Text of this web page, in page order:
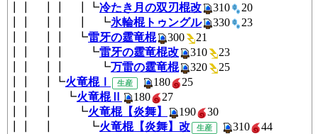
┃┃ ┃┃ ┃┗冷たき月の双刃棍改 310
┃┃ ┃┃ ┃ ┗氷輪棍トゥングル 330
23
┃┃ ┃┃ ┗雷牙の霆竜棍 300
21
┃┃ ┃┃ ┗雷牙の霆竜棍改 310
23
┃┃ ┃┃ ┗万雷の霆竜棍 320
25
┃┃ ┃┗火竜棍Ⅰ 生産 180
25
┃┃ ┃ ┗火竜棍Ⅱ 180
27
┃┃ ┃ ┗火竜棍【炎舞】 190
30
┃┃ ┃ ┗火竜棍【炎舞】改 生産 310